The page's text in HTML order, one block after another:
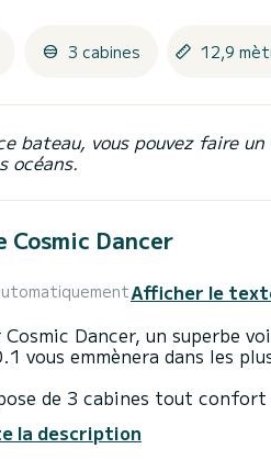
3 cabines 12,9
bateau, vous pouvez faire
océans.
Cosmic Dancer
Afficher le
Cosmic Dancer, un superbe
vous emmènera dans les
de 3 cabines tout
des vacances
la description